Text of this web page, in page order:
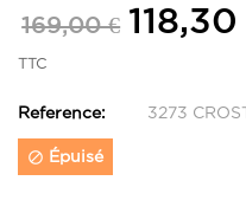
169,00 € 118,30
TTC
Reference: 3273
 Épuisé